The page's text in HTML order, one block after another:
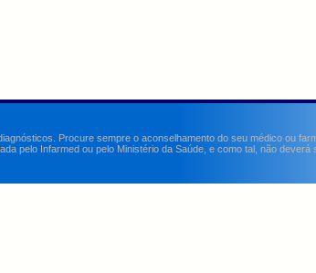
Procure sempre o aconselhamento do seu médico ou
pelo Infarmed ou pelo Ministério da Saúde, e como tal, não deverá